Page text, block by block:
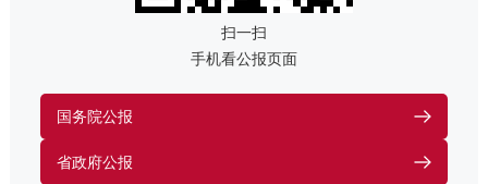
扫一扫
手机看公报页面
国务院公报
省政府公报